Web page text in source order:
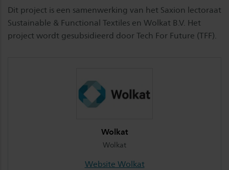
Dit project is een samenwerking van het Saxion lectoraat
Sustainable & Functional Textiles en Wolkat B.V. Het
project wordt gesubsidieerd door Tech For Future (TFF).
Wolkat
Wolkat
Website Wolkat